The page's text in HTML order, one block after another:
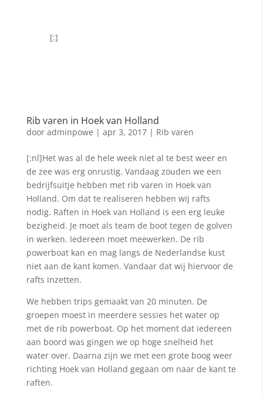
[:]
Rib varen in Hoek van Holland
door adminpowe | apr 3, 2017| Rib varen
[:nl]Het was al de hele week niet al te best weer en
de zee was erg onrustig. Vandaag zouden we een
bedrijfsuitje hebben met rib varen in Hoek van
Holland. Om dat te realiseren hebben wij rafts
nodig. Raften in Hoek van Holland is een erg leuke
bezigheid. Je moet als team de boot tegen de golven
in werken. Iedereen moet meewerken. De rib
powerboat kan en mag langs de Nederlandse kust
niet aan de kant komen. Vandaar dat wij hiervoor de
rafts inzetten.
We hebben trips gemaakt van 20 minuten. De
groepen moest in meerdere sessies het water op
met de rib powerboat. Op het moment dat iedereen
aan boord was gingen we op hoge snelheid het
water over. Daarna zijn we met een grote boog weer
richting Hoek van Holland gegaan om naar de kant te
raften.